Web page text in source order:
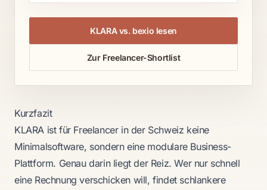
KLARA vs. bexio lesen
Zur Freelancer-Shortlist
Kurzfazit
KLARA ist für Freelancer in der Schweiz keine
Minimalsoftware, sondern eine modulare Business-
Plattform. Genau darin liegt der Reiz. Wer nur schnell
eine Rechnung verschicken will, findet schlankere